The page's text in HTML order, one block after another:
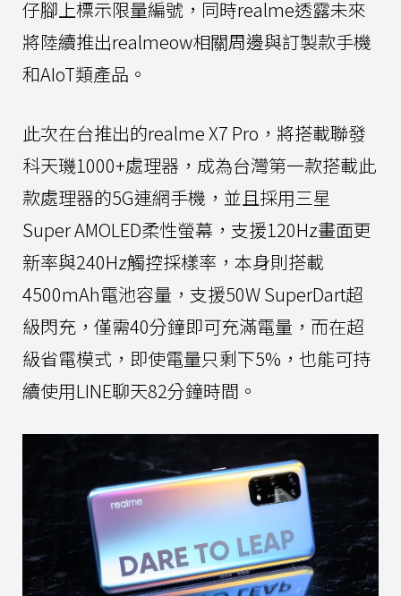
仔腳上標示限量編號，同時realme透露未來
將陸續推出realmeow相關周邊與訂製款手機
和AIoT類產品。
此次在台推出的realme X7 Pro，將搭載聯發
科天璣1000+處理器，成為台灣第一款搭載此
款處理器的5G連網手機，並且採用三星
Super AMOLED柔性螢幕，支援120Hz畫面更
新率與240Hz觸控採樣率，本身則搭載
4500mAh電池容量，支援50W SuperDart超
級閃充，僅需40分鐘即可充滿電量，而在超
級省電模式，即使電量只剩下5%，也能可持
續使用LINE聊天82分鐘時間。